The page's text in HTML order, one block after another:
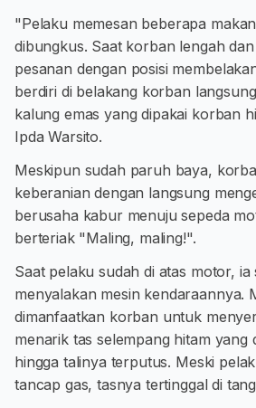
"Pelaku memesan beberapa
dibungkus. Saat korban lengah
pesanan dengan posisi
berdiri di belakang korban
kalung emas yang dipakai korban
Ipda Warsito.
Meskipun sudah paruh baya,
keberanian dengan langsung
berusaha kabur menuju sepeda
berteriak "Maling, maling!".
Saat pelaku sudah di atas motor, ia
menyalakan mesin kendaraannya.
dimanfaatkan korban untuk
menarik tas selempang hitam yang
hingga talinya terputus. Meski
tancap gas, tasnya tertinggal di